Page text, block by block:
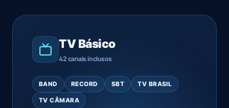
TV Básico
42 canais inclusos
BAND RECORD SBT TV BRASIL
TV CÂMARA